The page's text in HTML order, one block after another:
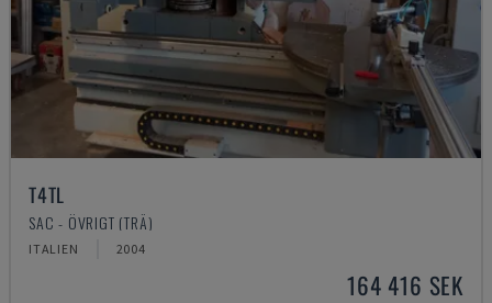
T4TL
SAC - ÖVRIGT (TRÄ)
ITALIEN 2004
164 416 SEK